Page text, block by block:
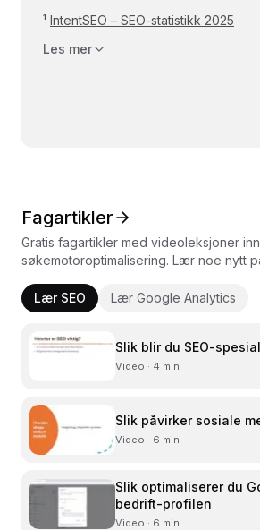
¹ IntentSEO – SEO-statistikk 2025
Les mer
Fagartikler
Gratis fagartikler med videoleksjoner
søkemotoroptimalisering. Lær noe nytt
Lær SEO Lær Google Analytics
Slik blir du SEO-
Video · 4 min
Slik påvirker sosiale
Video · 6 min
Slik optimaliserer du
bedrift-profilen
Video · 6 min